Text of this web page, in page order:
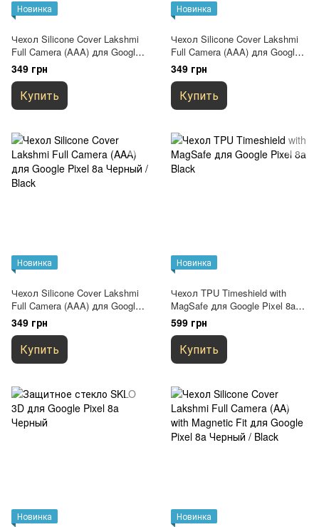
Новинка
Чехол Silicone Cover Lakshmi
Full Camera (AAA) для Google
Pixel 8a Темно-синий / Midnight
blue
349 грн
Купить
Новинка
Чехол Silicone Cover Lakshmi
Full Camera (AAA) для Google
Pixel 8a Фиолетовый /
Amethyst
349 грн
Купить
Новинка
Чехол Silicone Cover Lakshmi
Full Camera (AAA) для Google
Pixel 8a Черный / Black
349 грн
Купить
Новинка
Чехол TPU Timeshield with
MagSafe для Google Pixel 8a
Black
599 грн
Купить
Новинка Новинка